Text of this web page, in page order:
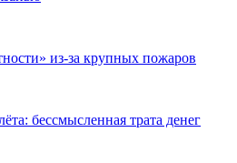
из-за крупных пожаров
бессмысленная трата денег